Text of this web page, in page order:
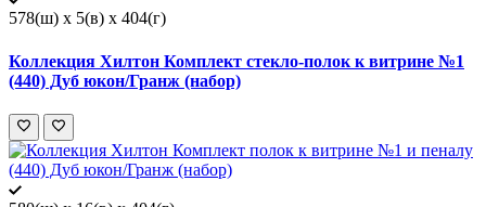
578(ш) x 5(в) x 404(г)
Коллекция Хилтон Комплект стекло-полок к витрине №1
(440) Дуб юкон/Гранж (набор)